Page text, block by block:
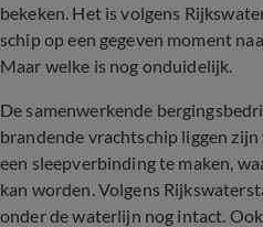
bekeken. Het is volgens
schip op een gegeven moment
Maar welke is nog onduidelijk.
De samenwerkende
brandende vrachtschip liggen
een sleepverbinding te maken,
kan worden. Volgens
onder de waterlijn nog intact.